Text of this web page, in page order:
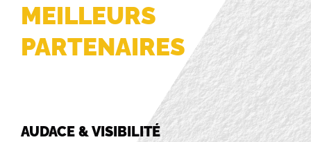
MEILLEURS
PARTENAIRES
AUDACE & VISIBILITÉ